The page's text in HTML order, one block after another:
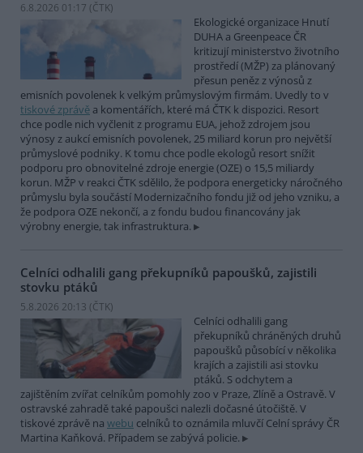
6.8.2026 01:17 (ČTK)
Ekologické organizace Hnutí
DUHA a Greenpeace ČR
kritizují ministerstvo životního
prostředí (MŽP) za plánovaný
přesun peněz z výnosů z
emisních povolenek k velkým průmyslovým firmám. Uvedly to v
tiskové zprávě a komentářích, které má ČTK k dispozici. Resort
chce podle nich vyčlenit z programu EUA, jehož zdrojem jsou
výnosy z aukcí emisních povolenek, 25 miliard korun pro největší
průmyslové podniky. K tomu chce podle ekologů resort snížit
podporu pro obnovitelné zdroje energie (OZE) o 15,5 miliardy
korun. MŽP v reakci ČTK sdělilo, že podpora energeticky náročného
průmyslu byla součástí Modernizačního fondu již od jeho vzniku, a
že podpora OZE nekončí, a z fondu budou financovány jak
výrobny energie, tak infrastruktura.
Celníci odhalili gang překupníků papoušků, zajistili
stovku ptáků
5.8.2026 20:13 (ČTK)
Celníci odhalili gang
překupníků chráněných druhů
papoušků působící v několika
krajích a zajistili asi stovku
ptáků. S odchytem a
zajištěním zvířat celníkům pomohly zoo v Praze, Zlíně a Ostravě. V
ostravské zahradě také papoušci nalezli dočasné útočiště. V
tiskové zprávě na webu celníků to oznámila mluvčí Celní správy ČR
Martina Kaňková. Případem se zabývá policie.